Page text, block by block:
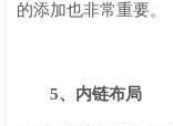
的添加也非常重要。
5、内链布局